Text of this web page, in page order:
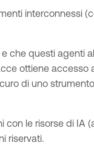
interconnessi
che questi agenti
ottiene accesso
di uno
con le risorse di IA
riservati.